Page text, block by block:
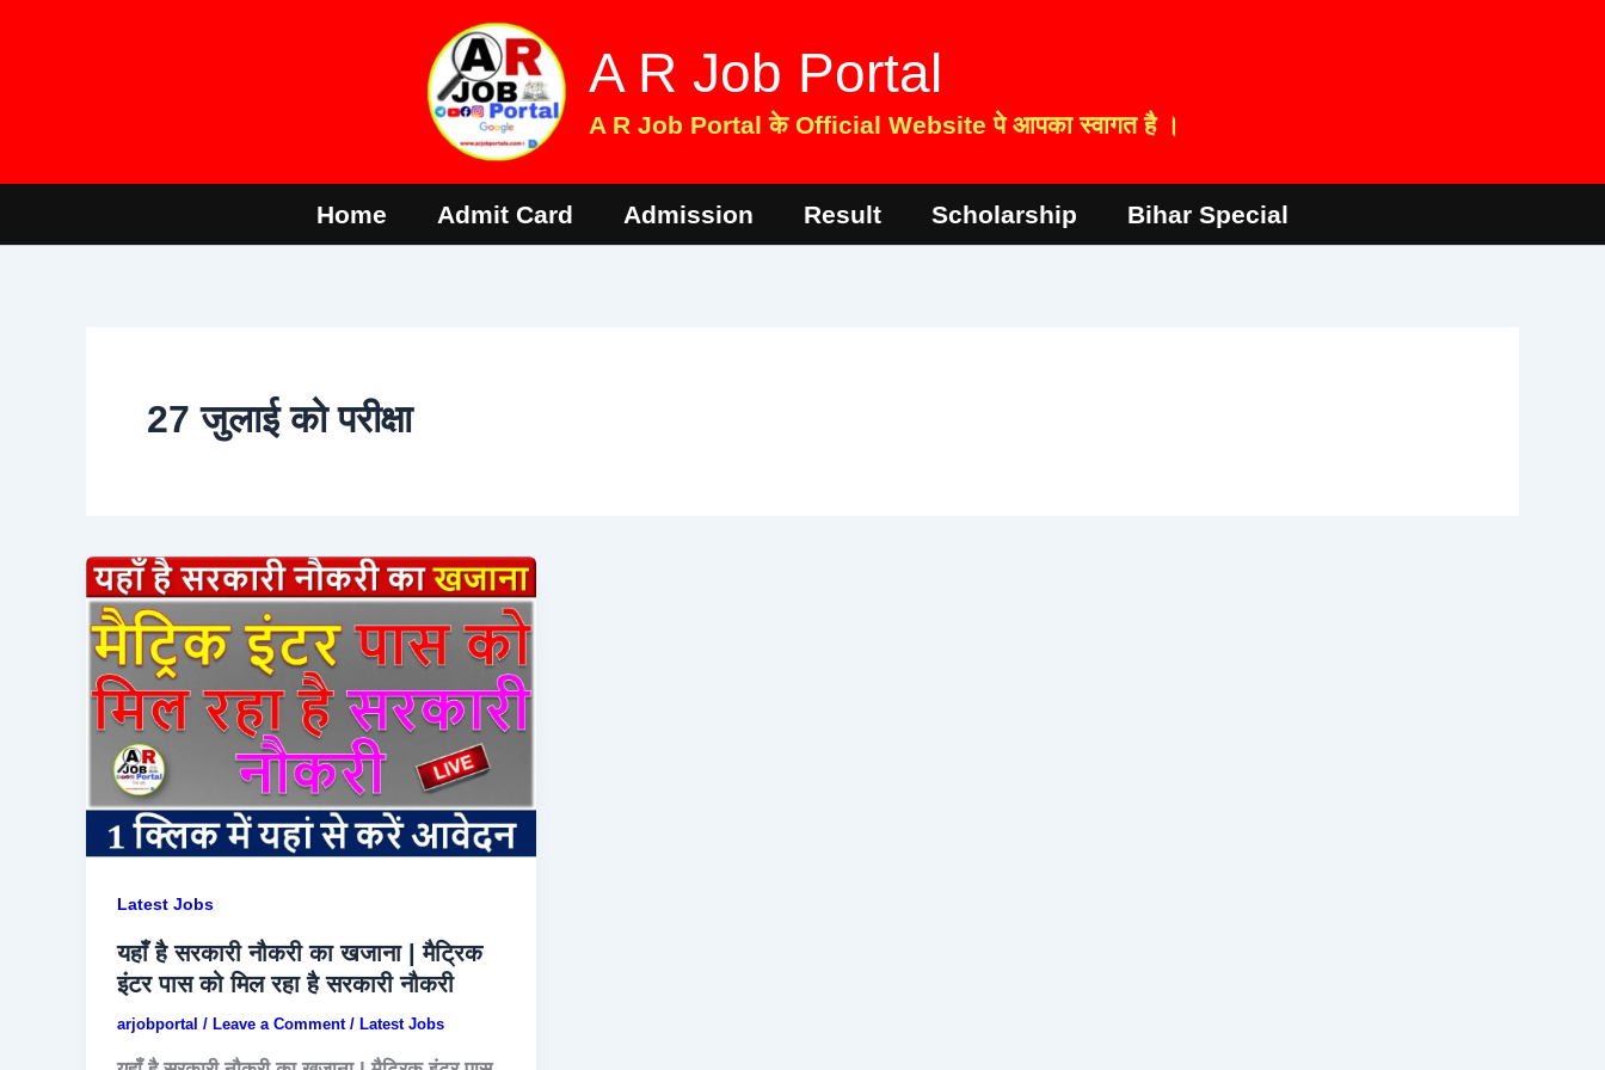
A R Job Portal
A R Job Portal के Official Website पे आपका स्वागत है ।
Home Admit Card Admission Result Scholarship Bihar Special
27 जुलाई को परीक्षा
Latest Jobs
यहाँ है सरकारी नौकरी का खजाना | मैट्रिक
इंटर पास को मिल रहा है सरकारी नौकरी
arjobportal / Leave a Comment / Latest Jobs